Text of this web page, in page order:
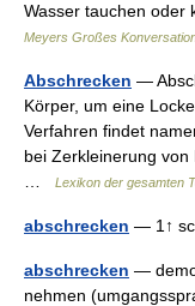
Wasser tauchen
Meyers Großes
Abschrecken —
Körper, um eine
Verfahren findet
bei Zerkleinerung
Lexikon der gesamten
abschrecken — 1↑
abschrecken —
nehmen